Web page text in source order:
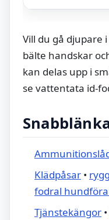
Vill du gå djupare
bälte handskar
kan delas upp i
se vattentata id-
Klädpåsar •
fodral
Tjänstekängor •